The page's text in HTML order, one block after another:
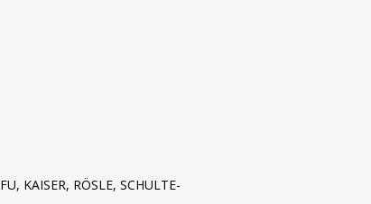
KAISER, RÖSLE, SCHULTE-